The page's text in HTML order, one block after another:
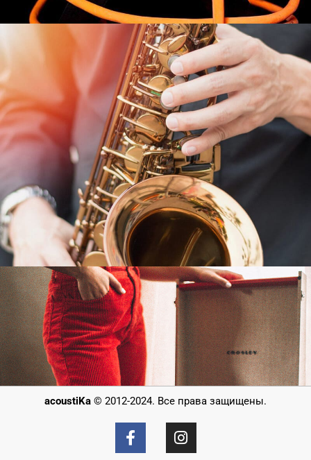
acoustiKa © 2012-2024. Все права защищены.